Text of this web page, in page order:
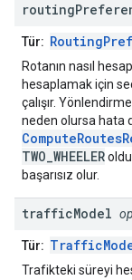
routing
Tür:
Rotanın nasıl
hesaplamak için
çalışır.
neden olursa hata
TWO_WHEELER
başarısız olur.
trafficModel
Tür:
Trafikteki süreyi